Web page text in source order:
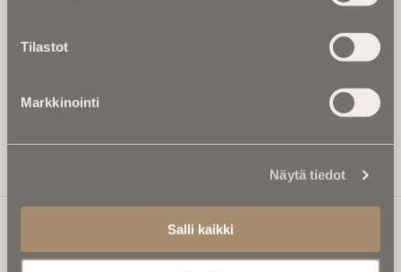
Tilastot
Markkinointi
Näytä tiedot
Salli kaikki
Kirjoita tähän sähköpostiosoite, johon haluat uutiskirjeen
Ikuisuusmedia